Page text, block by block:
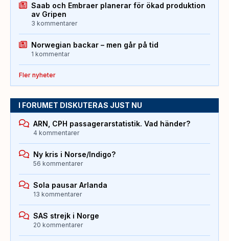
Saab och Embraer planerar för ökad produktion
av Gripen
3 kommentarer
Norwegian backar – men går på tid
1 kommentar
Fler nyheter
I FORUMET DISKUTERAS JUST NU
ARN, CPH passagerarstatistik. Vad händer?
4 kommentarer
Ny kris i Norse/Indigo?
56 kommentarer
Sola pausar Arlanda
13 kommentarer
SAS strejk i Norge
20 kommentarer